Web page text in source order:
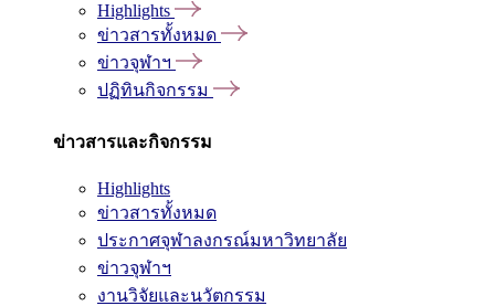
Highlights
ข่าวสารทั้งหมด
ข่าวจุฬาฯ
ปฏิทินกิจกรรม
ข่าวสารและกิจกรรม
Highlights
ข่าวสารทั้งหมด
ประกาศจุฬาลงกรณ์มหาวิทยาลัย
ข่าวจุฬาฯ
งานวิจัยและนวัตกรรม